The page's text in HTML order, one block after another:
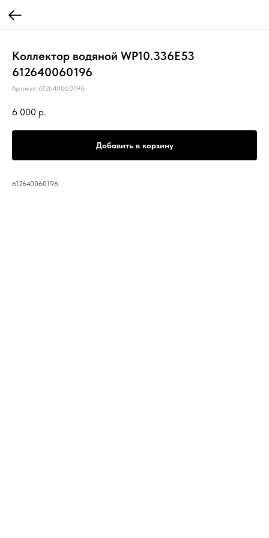
Коллектор водяной WP10.336E53
612640060196
Артикул: 612640060196
6 000 р.
Добавить в корзину
612640060196